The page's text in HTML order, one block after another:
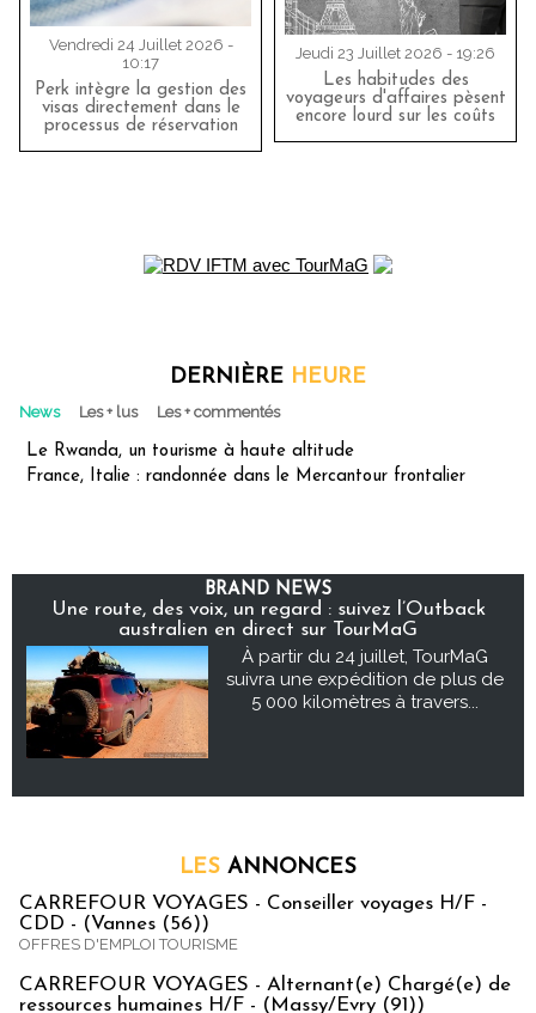
Vendredi 24 Juillet 2026 -
10:17
Perk intègre la gestion des
visas directement dans le
processus de réservation
Jeudi 23 Juillet 2026 - 19:26
Les habitudes des
voyageurs d'affaires pèsent
encore lourd sur les coûts
DERNIÈRE HEURE
News Les + lus Les + commentés
Le Rwanda, un tourisme à haute altitude
France, Italie : randonnée dans le Mercantour frontalier
BRAND NEWS
Une route, des voix, un regard : suivez l’Outback
australien en direct sur TourMaG
À partir du 24 juillet, TourMaG
suivra une expédition de plus de
5 000 kilomètres à travers...
LES ANNONCES
CARREFOUR VOYAGES - Conseiller voyages H/F -
CDD - (Vannes (56))
OFFRES D'EMPLOI TOURISME
CARREFOUR VOYAGES - Alternant(e) Chargé(e) de
ressources humaines H/F - (Massy/Evry (91))